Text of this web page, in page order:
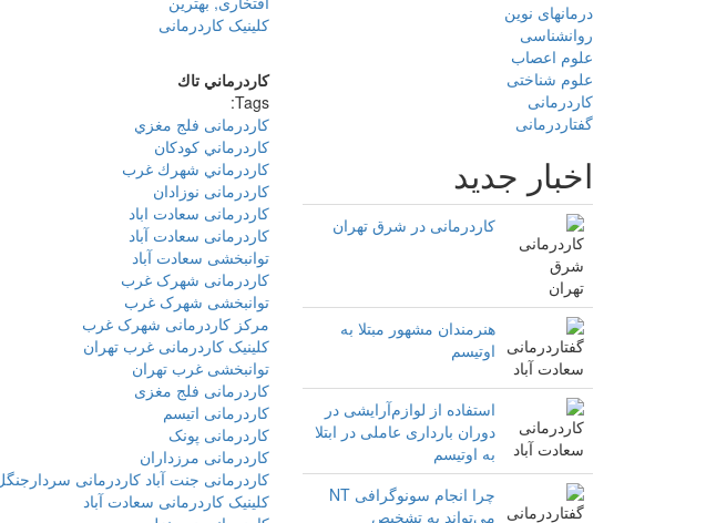
كاردرماني تاك
Tags:
کاردرمانی فلج مغزي
كاردرماني كودكان
كاردرماني شهرك غرب
کاردرمانی نوزادان
کاردرمانی سعادت اباد
کاردرمانی سعادت آباد
توانبخشی سعادت آباد
کاردرمانی شهرک غرب
توانبخشی شهرک غرب
مرکز کاردرمانی شهرک غرب
کلینیک کاردرمانی غرب تهران
توانبخشی غرب تهران
کاردرمانی فلج مغزی
کاردرمانی اتیسم
کاردرمانی پونک
کاردرمانی مرزداران
کاردرمانی جنت آباد کاردرمانی
کلینیک کاردرمانی سعادت آباد
درمانهای نوین
روانشناسی
علوم اعصاب
علوم شناختی
کاردرمانی
گفتاردرمانی
اخبار جدید
کاردرمانی در شرق تهران
هنرمندان مشهور مبتلا به
اوتیسم
استفاده از لوازم‌آرایشی در
دوران بارداری عاملی در ابتلا
به اوتیسم
چرا انجام سونوگرافی NT
می‌تواند به تشخیص